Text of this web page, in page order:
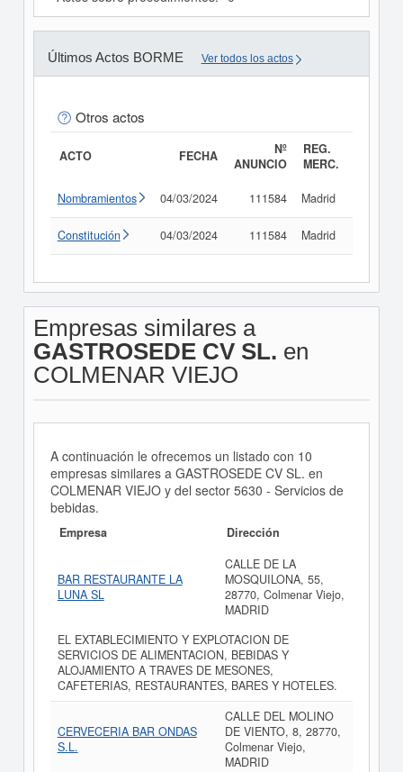
Últimos Actos BORME Ver todos los actos
Otros actos
ACTO FECHA
Nº
ANUNCIO
REG.
MERC.
Nombramientos 04/03/2024 111584 Madrid
Constitución 04/03/2024 111584 Madrid
Empresas similares a
GASTROSEDE CV SL. en
COLMENAR VIEJO
A continuación le ofrecemos un listado con 10
empresas similares a GASTROSEDE CV SL. en
COLMENAR VIEJO y del sector 5630 - Servicios de
bebidas.
Empresa Dirección
BAR RESTAURANTE LA
LUNA SL
CALLE DE LA
MOSQUILONA, 55,
28770, Colmenar Viejo,
MADRID
EL EXTABLECIMIENTO Y EXPLOTACION DE
SERVICIOS DE ALIMENTACION, BEBIDAS Y
ALOJAMIENTO A TRAVES DE MESONES,
CAFETERIAS, RESTAURANTES, BARES Y HOTELES.
CERVECERIA BAR ONDAS
S.L.
CALLE DEL MOLINO
DE VIENTO, 8, 28770,
Colmenar Viejo,
MADRID